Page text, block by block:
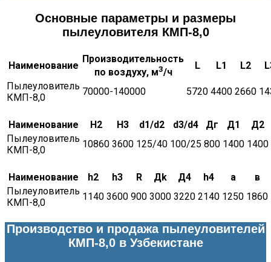
Основные параметры и размеры
пылеуловителя КМП-8,0
Наименование
Производительность
по воздуху, м3/ч
L L1 L2
Пылеуловитель
КМП-8,0
70000-140000 5720 4400 2660
Наименование H2 H3 d1/d2 d3/d4 Дг Д1
Д2
Пылеуловитель
КМП-8,0
10860 3600 125/40 100/25 800 1400 1400
Наименование h2 h3 R Дk Д4 h4 а
в
Пылеуловитель
КМП-8,0
1140 3600 900 3000 3220 2140 1250 1860
Производство и продажа пылеуловителей
КМП-8,0 в Узбекистане